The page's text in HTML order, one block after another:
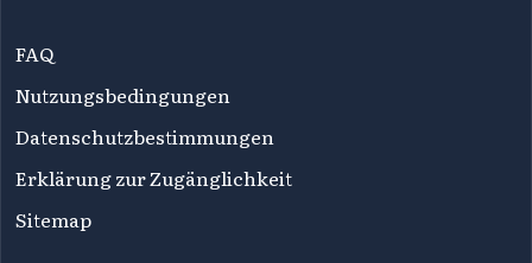
FAQ
Nutzungsbedingungen
Datenschutzbestimmungen
Erklärung zur Zugänglichkeit
Sitemap